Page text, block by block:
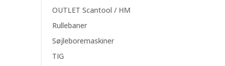
OUTLET Scantool / HM
Rullebaner
Søjleboremaskiner
TIG